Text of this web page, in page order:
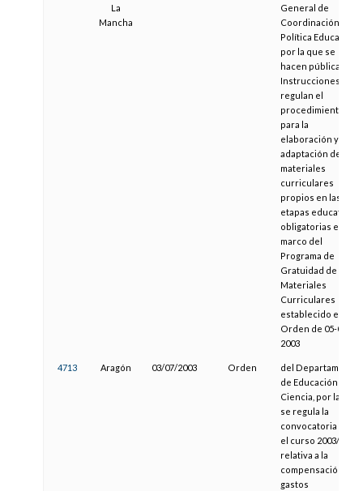
La
Mancha
General de
Coordinación y
Política Educativa,
por la que se
hacen públicas las
Instrucciones que
regulan el
procedimiento
para la
elaboración y
adaptación de
materiales
curriculares
propios en las
etapas educativas
obligatorias en el
marco del
Programa de
Gratuidad de
Materiales
Curriculares
establecido en la
Orden de 05-06-
2003
4713 Aragón 03/07/2003 Orden
del Departamento
de Educación y
Ciencia, por la que
se regula la
convocatoria para
el curso 2003/2004
relativa a la
compensación de
gastos